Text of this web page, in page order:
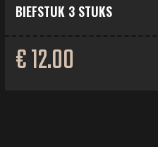
BIEFSTUK 3 STUKS
€ 12.00